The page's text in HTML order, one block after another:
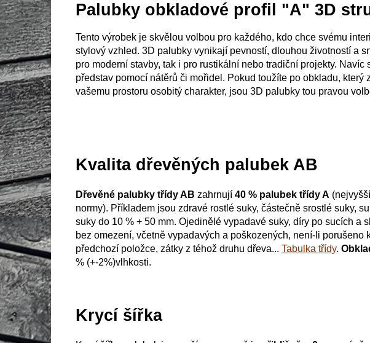
Palubky obkladové profil "A" 3D
Tento výrobek je skvělou volbou pro každého, kdo chce svému
stylový vzhled. 3D palubky vynikají pevností, dlouhou životností a
pro moderní stavby, tak i pro rustikální nebo tradiční projekty.
představ pomocí nátěrů či mořidel. Pokud toužíte po obkladu, který
vašemu prostoru osobitý charakter, jsou 3D palubky tou pravou
Kvalita dřevěných palubek AB
Dřevěné palubky třídy AB zahrnují 40 % palubek třídy A
normy). Příkladem jsou zdravé rostlé suky, částečně srostlé suky,
suky do 10 % + 50 mm. Ojedinělé vypadavé suky, díry po sucích a
bez omezení, včetně vypadavých a poškozených, není-li porušeno
předchozí položce, zátky z téhož druhu dřeva... Tabulka třídy.
% (+-2%)vlhkosti.
Krycí šířka